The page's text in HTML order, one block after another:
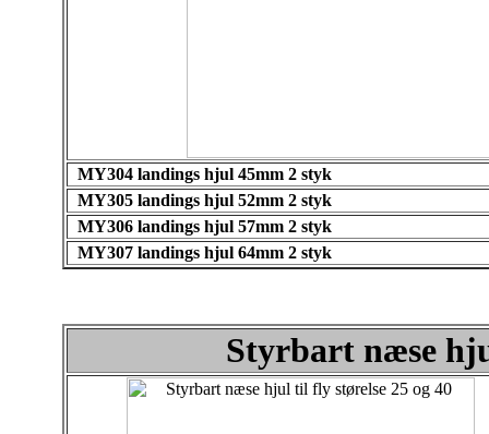
MY304 landings hjul 45mm 2 styk
MY305 landings hjul 52mm 2 styk
MY306 landings hjul 57mm 2 styk
MY307 landings hjul 64mm 2 styk
Styrbart næse